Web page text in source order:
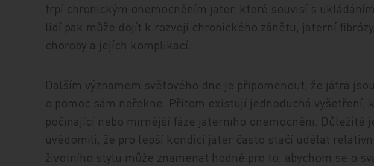
trpí chronickým onemocněním jater, které souvisí s
lidí pak může dojít k rozvoji chronického zánětu, jaterní
choroby a jejích komplikací.
Dalším významem světového dne je připomenout, že játra
o pomoc sám neřekne. Přitom existují jednoduchá vyšetření,
počínající nebo mírnější fáze jaterního onemocnění. Důležité
uvědomili, že pro lepší kondici jater často stačí udělat
životního stylu může znamenat hodně pro to, abychom se o